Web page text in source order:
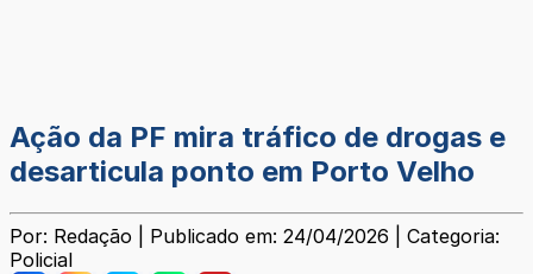
Ação da PF mira tráfico de drogas e
desarticula ponto em Porto Velho
Por: Redação | Publicado em: 24/04/2026 | Categoria:
Policial